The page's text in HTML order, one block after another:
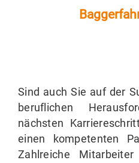
Sind auch Sie auf der
beruflichen
nächsten
einen kompetenten
Zahlreiche